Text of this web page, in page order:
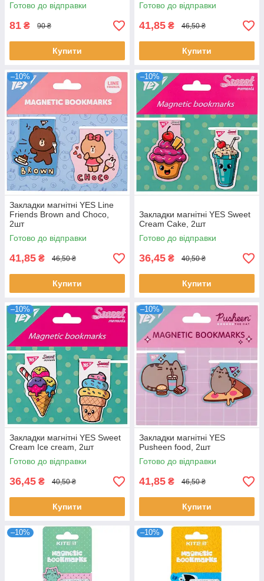
Готово до відправки
81 ₴ 90 ₴
Купити
Готово до відправки
41,85 ₴ 46,50 ₴
Купити
–10%
Закладки магнітні YES Line
Friends Brown and Choco,
2шт
Готово до відправки
41,85 ₴ 46,50 ₴
Купити
–10%
Закладки магнітні YES Sweet
Cream Cake, 2шт
Готово до відправки
36,45 ₴ 40,50 ₴
Купити
–10%
Закладки магнітні YES Sweet
Cream Ice cream, 2шт
Готово до відправки
36,45 ₴ 40,50 ₴
Купити
–10%
Закладки магнітні YES
Pusheen food, 2шт
Готово до відправки
41,85 ₴ 46,50 ₴
Купити
–10% –10%